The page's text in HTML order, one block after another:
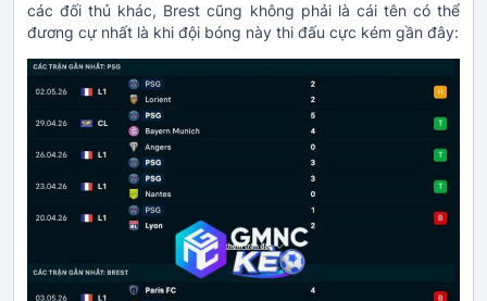
các đối thủ khác, Brest cũng không phải là cái tên có thể
đương cự nhất là khi đội bóng này thi đấu cực kém gần đây: